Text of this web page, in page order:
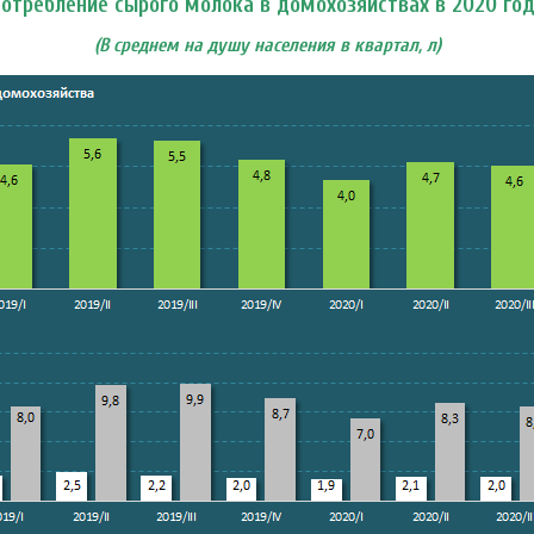
(В среднем на душу населения в квартал, л)